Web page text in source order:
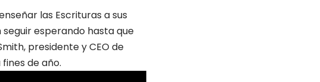
las Escrituras a sus
seguir esperando hasta que
presidente y CEO de
de año.